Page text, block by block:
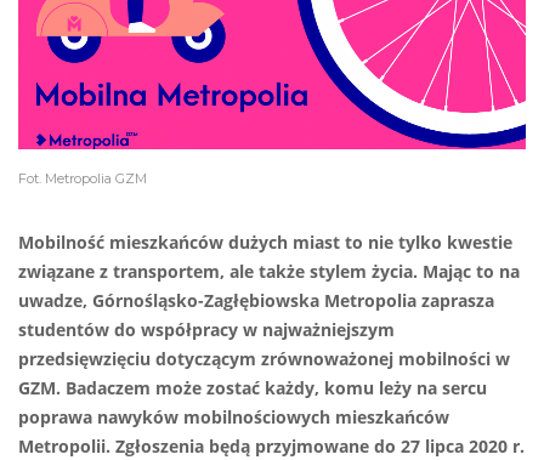
Fot. Metropolia GZM
Mobilność mieszkańców dużych miast to nie tylko kwestie
związane z transportem, ale także stylem życia. Mając to na
uwadze, Górnośląsko-Zagłębiowska Metropolia zaprasza
studentów do współpracy w najważniejszym
przedsięwzięciu dotyczącym zrównoważonej mobilności w
GZM. Badaczem może zostać każdy, komu leży na sercu
poprawa nawyków mobilnościowych mieszkańców
Metropolii. Zgłoszenia będą przyjmowane do 27 lipca 2020 r.